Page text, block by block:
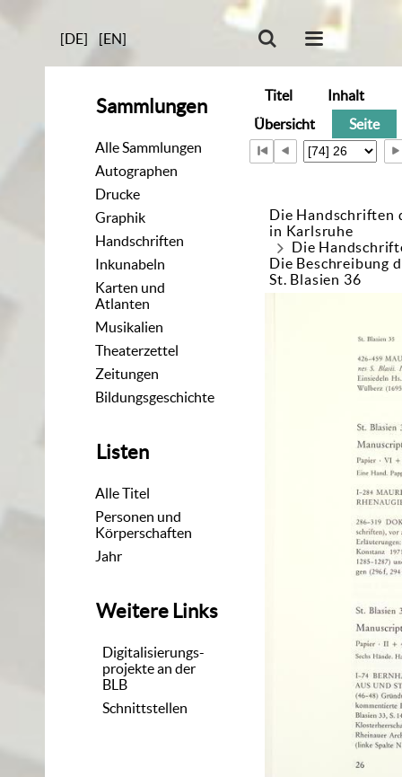
[DE] [EN]
Sammlungen
Alle Sammlungen
Autographen
Drucke
Graphik
Handschriften
Inkunabeln
Karten und
Atlanten
Musikalien
Theaterzettel
Zeitungen
Bildungsgeschichte
Listen
Alle Titel
Personen und
Körperschaften
Jahr
Weitere Links
Digitalisierungs-
projekte an der
BLB
Schnittstellen
Titel
Inhalt
Übersicht
Seite
Die Handschriften
in Karlsruhe
Die
Die Beschreibung
St. Blasien 36